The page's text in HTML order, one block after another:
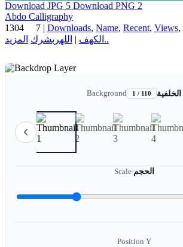
Download JPG 5 Download PNG 2
Abdo Calligraphy
1304
7 | Downloads, Name, Recent, Views,
الكهف | اللهربشرك المزيد..
Background 1 / 110 الخلفية
Scale/الحجم
Position Y